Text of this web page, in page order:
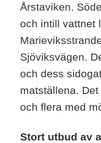
Årstaviken.
och intill vattnet
Sjöviksvägen.
och dess
matställena.
och flera med
Stort utbud av